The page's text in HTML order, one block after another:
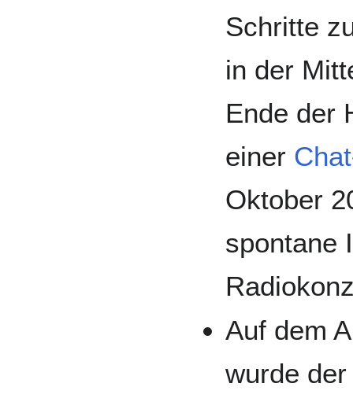
Schritte
in der
Ende der
einer Chat
Oktober
spontane
Auf dem
wurde